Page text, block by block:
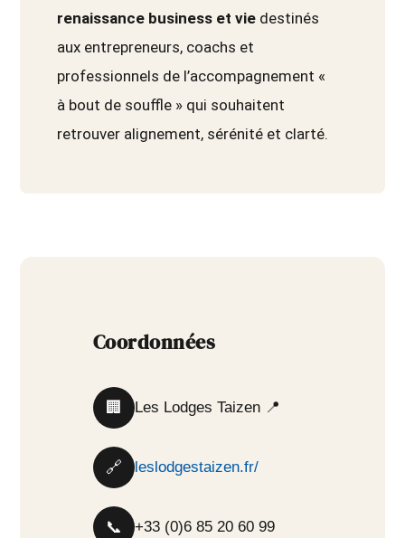
renaissance business et viedestinés
aux entrepreneurs, coachs et
professionnels de l’accompagnement «
à bout de souffle » qui souhaitent
retrouver alignement, sérénité et clarté.
Coordonnées
🏢 Les Lodges Taizen 📍
🔗 leslodgestaizen.fr/
📞 +33 (0)6 85 20 60 99